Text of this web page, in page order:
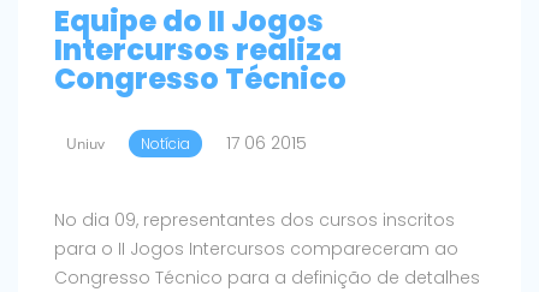
Equipe do II Jogos
Intercursos realiza
Congresso Técnico
Uniuv Notícia 17 06 2015
No dia 09, representantes dos cursos inscritos
para o II Jogos Intercursos compareceram ao
Congresso Técnico para a definição de detalhes